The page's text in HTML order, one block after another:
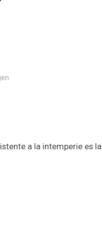
a la intemperie es la